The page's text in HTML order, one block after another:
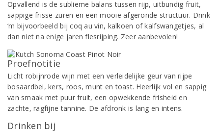
Opvallend is de sublieme balans tussen rijp, uitbundig fruit,
sappige frisse zuren en een mooie afgeronde structuur. Drink
‘m bijvoorbeeld bij coq au vin, kalkoen of kalfswangetjes, al
dan niet na enige jaren flesrijping. Zeer aanbevolen!
Proefnotitie
Licht robijnrode wijn met een verleidelijke geur van rijpe
bosaardbei, kers, roos, munt en toast. Heerlijk vol en sappig
van smaak met puur fruit, een opwekkende frisheid en
zachte, ragfijne tannine. De afdronk is lang en intens.
Drinken bij